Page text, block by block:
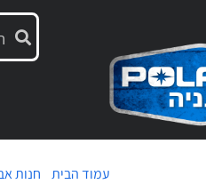
עמוד הבית/ חנות